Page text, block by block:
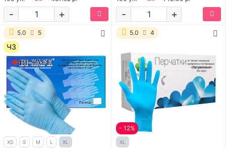
+
- +
-
5.0 5
ЧЗ
XS S M L XL
5.0 4
- 12%
XL